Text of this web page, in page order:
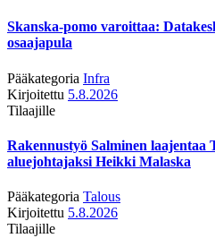
Skanska-pomo varoittaa:
osaajapula
Pääkategoria Infra
Kirjoitettu 5.8.2026
Tilaajille
Rakennustyö Salminen laajentaa
aluejohtajaksi Heikki Malaska
Pääkategoria Talous
Kirjoitettu 5.8.2026
Tilaajille